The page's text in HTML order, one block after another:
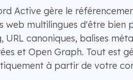
Active gère le
web multilingues d'être bien
URL canoniques, balises
et Open Graph. Tout est
à partir de votre